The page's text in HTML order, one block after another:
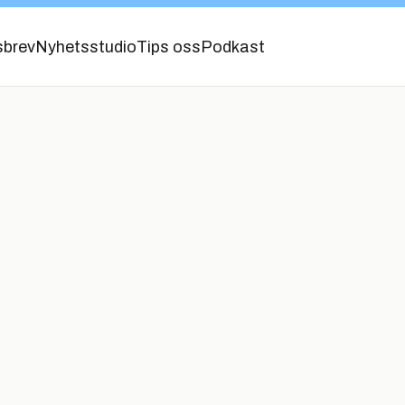
NyhetsstudioTips oss Podkast